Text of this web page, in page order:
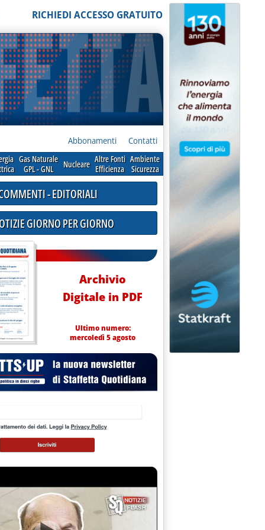
RICHIEDI ACCESSO GRATUITO
Abbonamenti Contatti
Gas Naturale
GPL - GNL
Nucleare Altre Fonti
Efficienza
Ambiente
Sicurezza
2019 alle 12.1.
l'inganno'
- EDITORIALI
GIORNO PER GIORNO
Archivio
Digitale in PDF
Ultimo numero:
mercoledì 5 agosto